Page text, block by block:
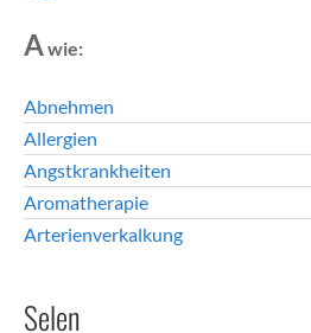
Awie:
Abnehmen
Allergien
Angstkrankheiten
Aromatherapie
Arterienverkalkung
Selen